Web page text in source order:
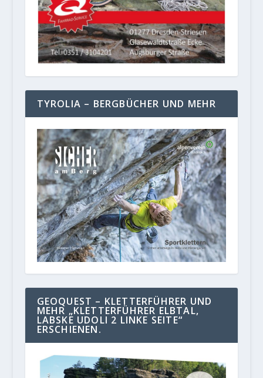
TYROLIA – BERGBÜCHER UND MEHR
GEOQUEST – KLETTERFÜHRER UND
MEHR „KLETTERFÜHRER ELBTAL,
LABSKE UDOLI 2 LINKE SEITE“
ERSCHIENEN.